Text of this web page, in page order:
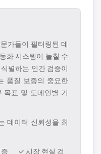
가들이 필터링된 데
화 시스템이 놀칠 수
별하는 인간 검증이
품질 보증의 중요한
목표 및 도메인별 기
데이터 신뢰성을 최
✓ 시장 현실 검